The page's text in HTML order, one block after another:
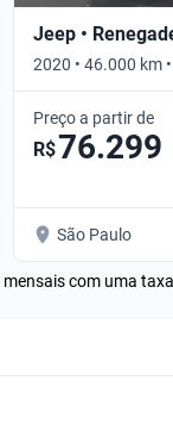
Jeep •
2020 • 46.000 km
Preço a partir de
R$76.299
São Paulo
com uma